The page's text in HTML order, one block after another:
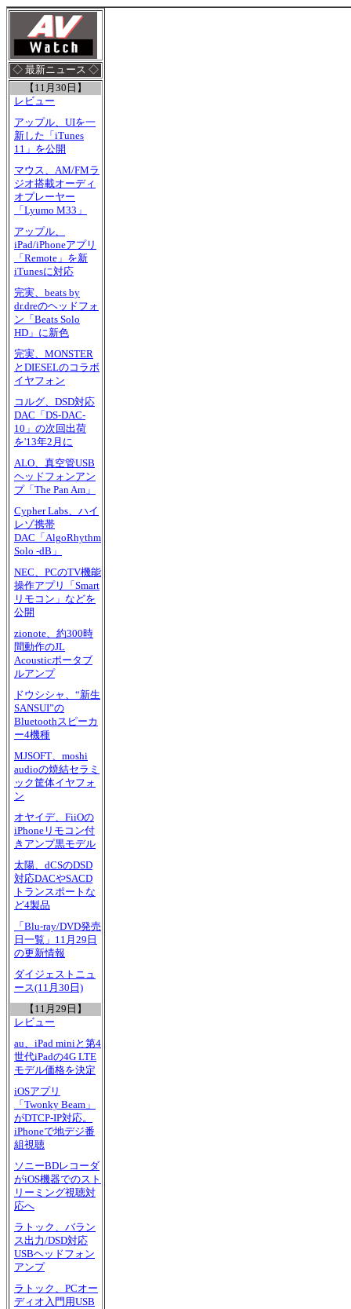
◇ 最新ニュース ◇
【11月30日】
レビュー
アップル、UIを一
新した「iTunes
11」を公開
マウス、AM/FMラ
ジオ搭載オーディ
オプレーヤー
「Lyumo M33」
アップル、
iPad/iPhoneアプリ
「Remote」を新
iTunesに対応
完実、beats by
dr.dreのヘッドフォ
ン「Beats Solo
HD」に新色
完実、MONSTER
とDIESELのコラボ
イヤフォン
コルグ、DSD対応
DAC「DS-DAC-
10」の次回出荷
を'13年2月に
ALO、真空管USB
ヘッドフォンアン
プ「The Pan Am」
Cypher Labs、ハイ
レゾ携帯
DAC「AlgoRhythm
Solo -dB」
NEC、PCのTV機能
操作アプリ「Smart
リモコン」などを
公開
zionote、約300時
間動作のJL
Acousticポータブ
ルアンプ
ドウシシャ、“新生
SANSUI”の
Bluetoothスピーカ
ー4機種
MJSOFT、moshi
audioの焼結セラミ
ック筐体イヤフォ
ン
オヤイデ、FiiOの
iPhoneリモコン付
きアンプ黒モデル
太陽、dCSのDSD
対応DACやSACD
トランスポートな
ど4製品
「Blu-ray/DVD発売
日一覧」11月29日
の更新情報
ダイジェストニュ
ース(11月30日)
【11月29日】
レビュー
au、iPad miniと第4
世代iPadの4G LTE
モデル価格を決定
iOSアプリ
「Twonky Beam」
がDTCP-IP対応。
iPhoneで地デジ番
組視聴
ソニーBDレコーダ
がiOS機器でのスト
リーミング視聴対
応へ
ラトック、バラン
ス出力/DSD対応
USBヘッドフォン
アンプ
ラトック、PCオー
ディオ入門用USB